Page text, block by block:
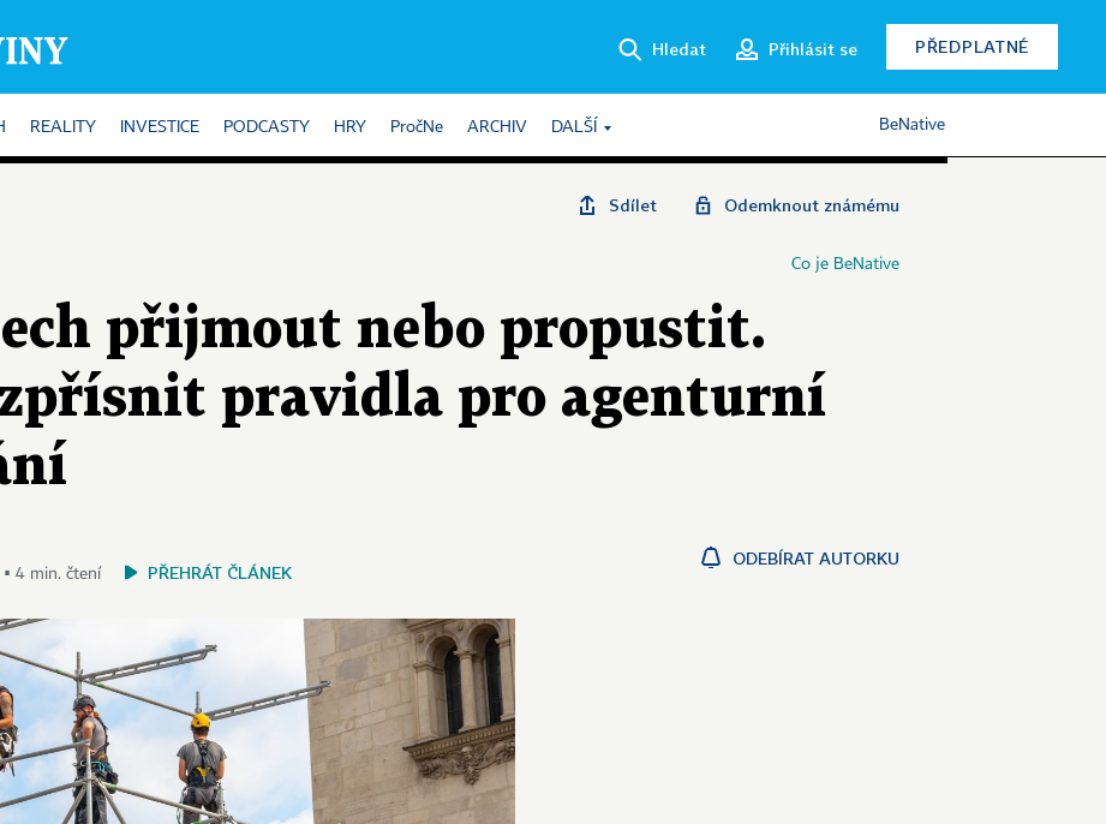
Hledat Přihlásit se PŘEDPLATNÉ
REALITY INVESTICE PODCASTY HRY PročNe ARCHIV DALŠÍ BeNative
Sdílet Odemknout známému
Co je BeNative
přijmout nebo propustit.
zpřísnit pravidla pro agenturní
▪ 4 min. čtení PŘEHRÁT ČLÁNEK
ODEBÍRAT AUTORKU